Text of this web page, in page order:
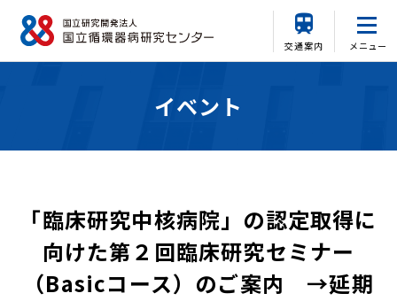
交通案内 メニュー
イベント
「臨床研究中核病院」の認定取得に
向けた第２回臨床研究セミナー
（Basicコース）のご案内 →延期